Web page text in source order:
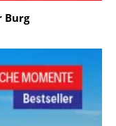
Burg